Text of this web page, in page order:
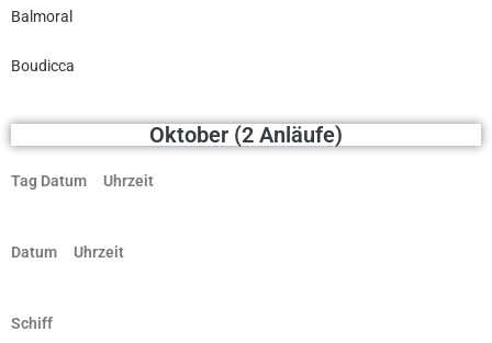
Balmoral
Boudicca
Oktober (2 Anläufe)
Tag Datum Uhrzeit
Datum Uhrzeit
Schiff